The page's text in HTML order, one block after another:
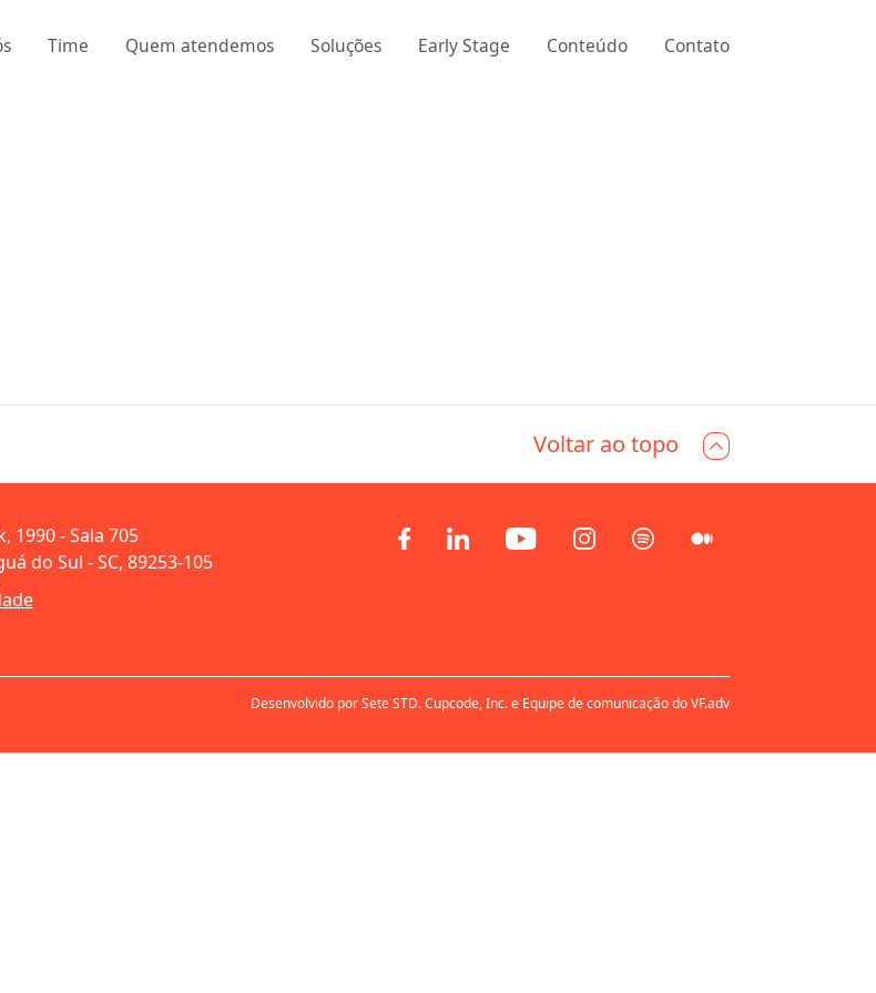
Time Quem atendemos Soluções Early Stage Conteúdo Contato
Voltar ao topo
1990 - Sala 705
do Sul - SC, 89253-105
Desenvolvido por Sete STD. Cupcode, Inc. e Equipe de comunicação do VF.adv